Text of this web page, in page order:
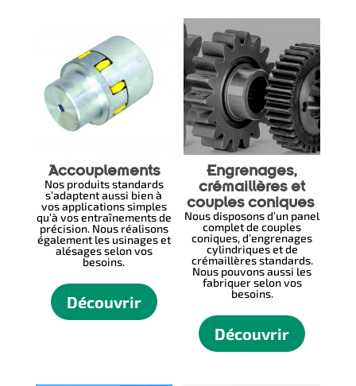
Accouplements
Nos produits standards
s’adaptent aussi bien à
vos applications simples
qu’à vos entraînements de
précision. Nous réalisons
également les usinages et
alésages selon vos
besoins.
Découvrir
Engrenages,
crémaillères et
couples coniques
Nous disposons d’un panel
complet de couples
coniques, d’engrenages
cylindriques et de
crémaillères standards.
Nous pouvons aussi les
fabriquer selon vos
besoins.
Découvrir